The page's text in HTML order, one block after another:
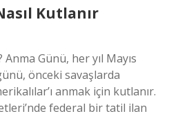
Kutlanır
Günü, her yıl Mayıs
önceki savaşlarda
anmak için kutlanır.
federal bir tatil ilan